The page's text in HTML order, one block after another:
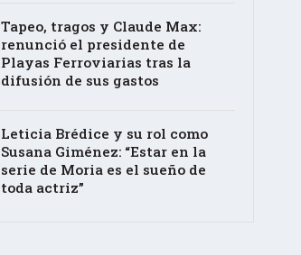
Tapeo, tragos y Claude Max:
renunció el presidente de
Playas Ferroviarias tras la
difusión de sus gastos
Leticia Brédice y su rol como
Susana Giménez: “Estar en la
serie de Moria es el sueño de
toda actriz”